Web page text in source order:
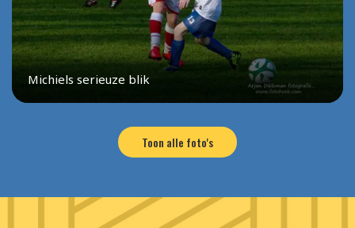
Michiels serieuze blik
Toon alle foto's